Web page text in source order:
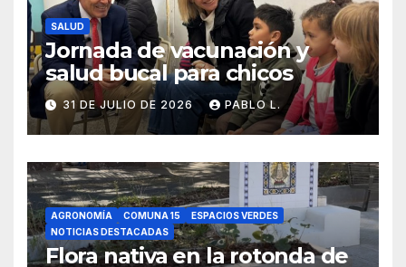
SALUD
Jornada de vacunación y
salud bucal para chicos
31 DE JULIO DE 2026 PABLO L.
AGRONOMÍA COMUNA 15
ESPACIOS VERDES
NOTICIAS DESTACADAS
Flora nativa en la rotonda de